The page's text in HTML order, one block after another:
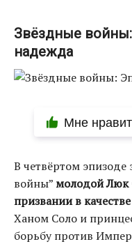
Звёздные
надежда
Мне
В четвёртом эпизоде
войны” молодой Люк
призвании в
Ханом Соло и
борьбу против